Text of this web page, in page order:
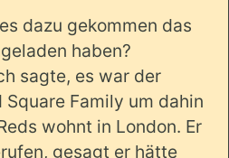
dazu gekommen das
haben?
sagte, es war der
Square Family um dahin
wohnt in London. Er
gesagt er hätte